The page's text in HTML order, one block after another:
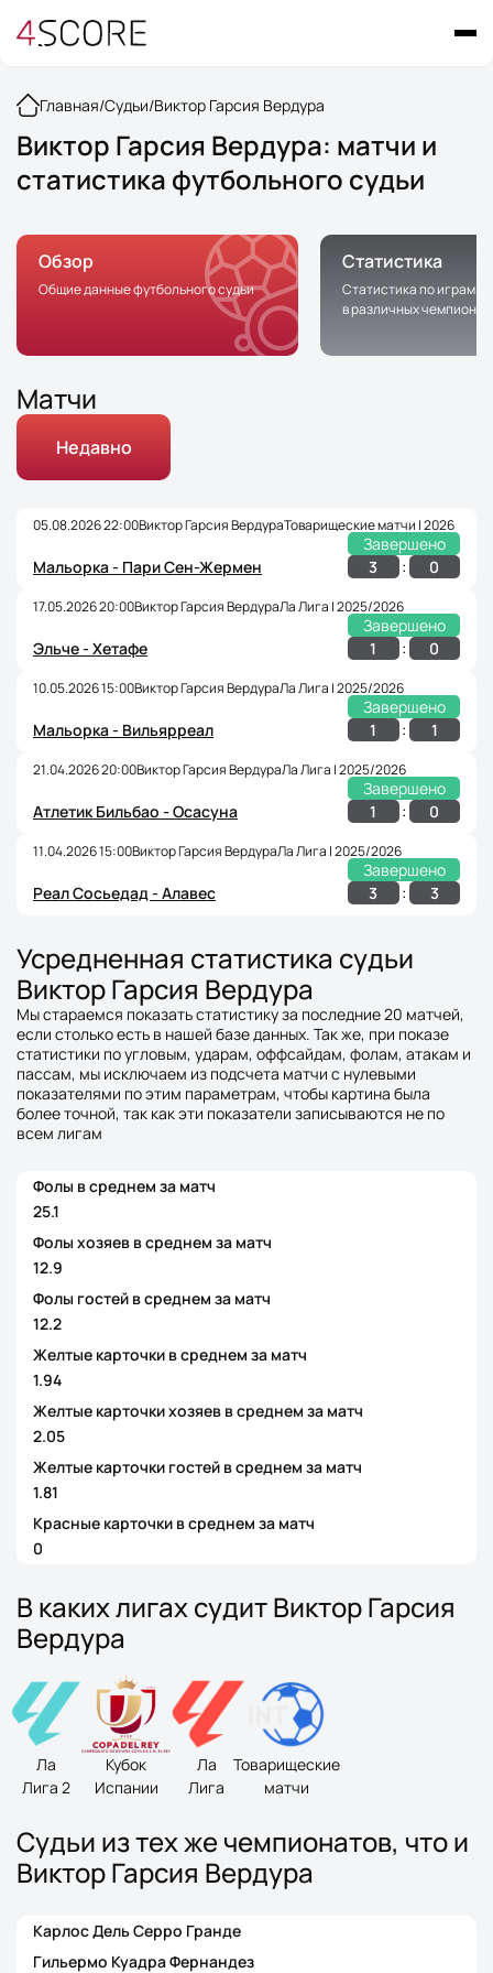
Главная/Судьи/Виктор Гарсия Вердура
Виктор Гарсия Вердура: матчи и
статистика футбольного судьи
Обзор
Общие данные футбольного судьи
Статистика
Статистика по играм с
в различных
Матчи
Недавно
05.08.2026 22:00Виктор Гарсия ВердураТоварищеские матчи | 2026
Завершено
Мальорка - Пари Сен-Жермен
3 : 0
17.05.2026 20:00Виктор Гарсия ВердураЛа Лига | 2025/2026
Завершено
Эльче - Хетафе
1 : 0
10.05.2026 15:00Виктор Гарсия ВердураЛа Лига | 2025/2026
Завершено
Мальорка - Вильярреал
1 : 1
21.04.2026 20:00Виктор Гарсия ВердураЛа Лига | 2025/2026
Завершено
Атлетик Бильбао - Осасуна
1 : 0
11.04.2026 15:00Виктор Гарсия ВердураЛа Лига | 2025/2026
Завершено
Реал Сосьедад - Алавес
3 : 3
Усредненная статистика судьи
Виктор Гарсия Вердура
Мы стараемся показать статистику за последние 20 матчей,
если столько есть в нашей базе данных. Так же, при показе
статистики по угловым, ударам, оффсайдам, фолам, атакам и
пассам, мы исключаем из подсчета матчи с нулевыми
показателями по этим параметрам, чтобы картина была
более точной, так как эти показатели записываются не по
всем лигам
Фолы в среднем за матч
25.1
Фолы хозяев в среднем за матч
12.9
Фолы гостей в среднем за матч
12.2
Желтые карточки в среднем за матч
1.94
Желтые карточки хозяев в среднем за матч
2.05
Желтые карточки гостей в среднем за матч
1.81
Красные карточки в среднем за матч
0
В каких лигах судит Виктор Гарсия
Вердура
Ла
Лига 2
Кубок
Испании
Ла
Лига
Товарищеские
матчи
Судьи из тех же чемпионатов, что и
Виктор Гарсия Вердура
Карлос Дель Серро Гранде
Гильермо Куадра Фернандез